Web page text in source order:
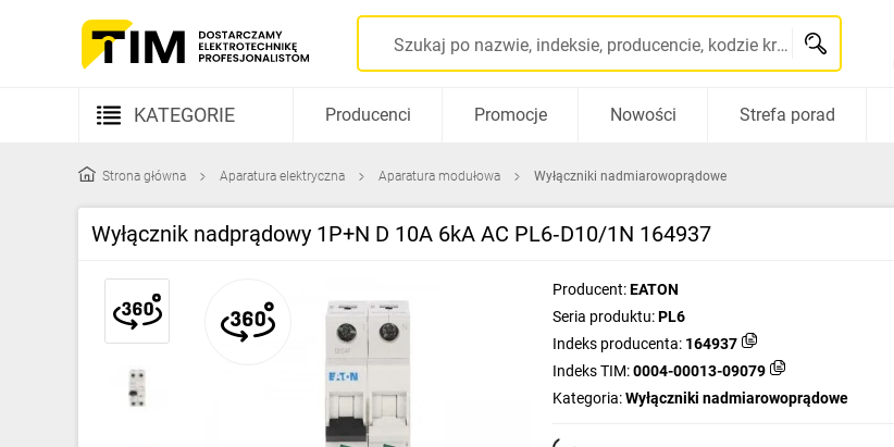
Szukaj po nazwie, indeksie, producencie, kodzie kreskowym...
KATEGORIE
Kable i przewody
Rozdzielnice i obudowy
Elementy prowadzenia kabli
Gniazda i łączniki
Producenci Promocje Nowości Strefa porad
Strona główna Aparatura elektryczna Aparatura modułowa Wyłączniki nadmiarowoprądowe
Wyłącznik nadprądowy 1P+N D 10A 6kA AC PL6‑D10/1N 164937
Producent:EATON
Seria produktu:PL6
Indeks producenta: 164937
Indeks TIM:0004-00013-09079
Kategoria:Wyłączniki nadmiarowoprądowe